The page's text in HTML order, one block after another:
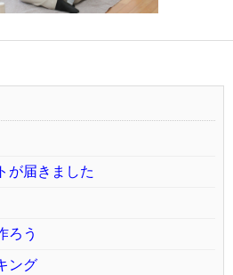
が届きました
ろう
ング